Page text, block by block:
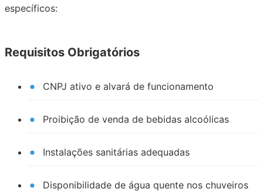
específicos:
Requisitos Obrigatórios
CNPJ ativo e alvará de funcionamento
Proibição de venda de bebidas alcoólicas
Instalações sanitárias adequadas
Disponibilidade de água quente nos chuveiros